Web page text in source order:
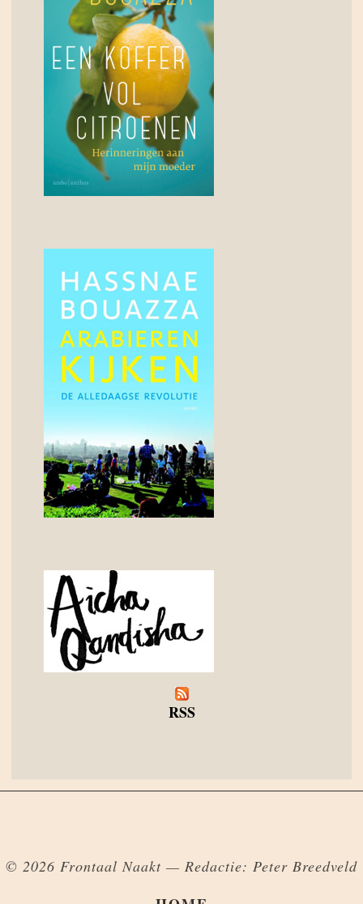
RSS
© 2026 Frontaal Naakt — Redactie: Peter Breedveld